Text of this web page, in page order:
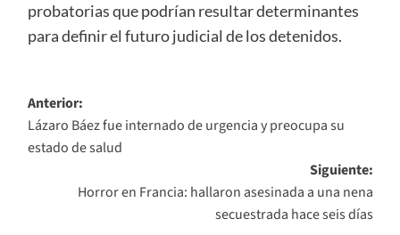
probatorias que podrían resultar determinantes
para definir el futuro judicial de los detenidos.
Navegación
de
entradas
Anterior:
Lázaro Báez fue internado de urgencia y preocupa su
estado de salud
Siguiente:
Horror en Francia: hallaron asesinada a una nena
secuestrada hace seis días